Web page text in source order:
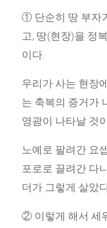
① 단순히 땅 부자
고, 땅(현장)을 정
이다.
우리가 사는 현장
는 축복의 증거가
영광이 나타날 것
노예로 팔려간 요
포로로 끌려간 다
더가 그렇게 살았
② 이렇게 해서 세